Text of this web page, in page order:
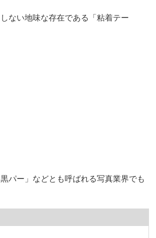
ない地味な存在である「粘着テー
パー」などとも呼ばれる写真業界でも